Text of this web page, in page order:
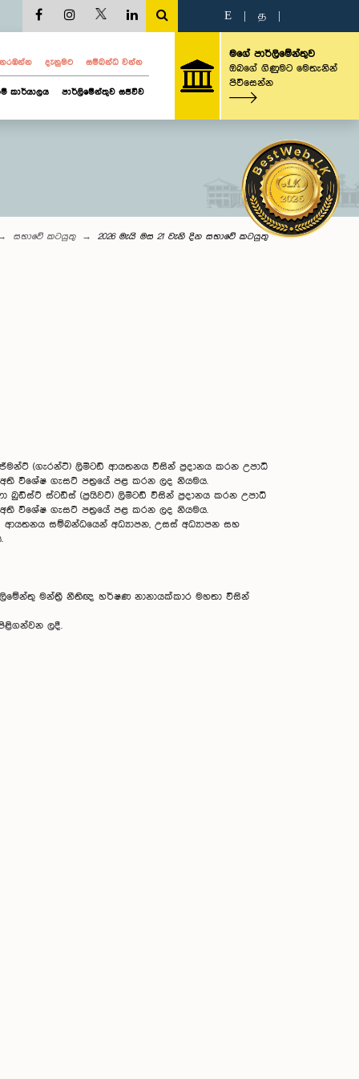
E த
දැනුමට සම්බන්ධ වන්න
කාර්යාලය පාර්ලිමේන්තුව සජීවීව
මගේ පාර්ලිමේන්තුව
ඔබගේ ගිණුමට මෙතැනින්
පිවිසෙන්න
සභාවේ කටයුතු 2026 මැයි මස 21 වැනි දින සභාවේ කටයුතු
(ගැරන්ටි) ලිමිටඩ් ආයතනය විසින් ප්‍රදානය කරන උපාධි
අති විශේෂ ගැසට් පත්‍රයේ පළ කරන ලද නියමය.
බුඩිස්ට් ස්ටඩීස් (ප්‍රයිවට්) ලිමිටඩ් විසින් ප්‍රදානය කරන උපාධි
අති විශේෂ ගැසට් පත්‍රයේ පළ කරන ලද නියමය.
ආයතනය සම්බන්ධයෙන් අධ්‍යාපන, උසස් අධ්‍යාපන සහ
මන්ත්‍රී නීතිඥ හර්ෂණ නානායක්කාර මහතා විසින්
ලදී.